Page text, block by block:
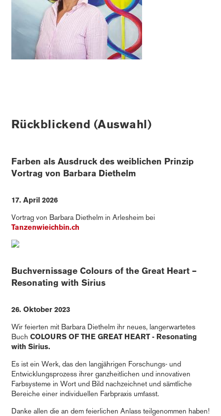
Rückblickend (Auswahl)
Farben als Ausdruck des weiblichen Prinzip
Vortrag von Barbara Diethelm
17. April 2026
Vortrag von Barbara Diethelm in Arlesheim bei
Tanzenwieichbin.ch
Buchvernissage Colours of the Great Heart –
Resonating with Sirius
26. Oktober 2023
Wir feierten mit Barbara Diethelm ihr neues, langerwartetes
Buch COLOURS OF THE GREAT HEART - Resonating
with Sirius.
Es ist ein Werk, das den langjährigen Forschungs- und
Entwicklungsprozess ihrer ganzheitlichen und innovativen
Farbsysteme in Wort und Bild nachzeichnet und sämtliche
Bereiche einer individuellen Farbpraxis umfasst.
Danke allen die an dem feierlichen Anlass teilgenommen haben!